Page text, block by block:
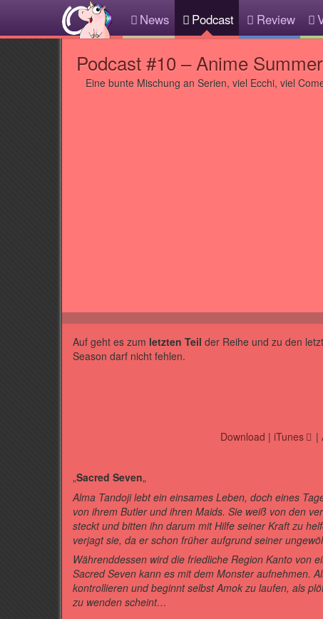
News Podcast Review
Podcast #10 – Anime
Eine bunte Mischung an Serien, viel Ecchi, viel
Auf geht es zum letzten Teil der Reihe und zu den
Season darf nicht fehlen.
Download | iTunes |
„Sacred Seven„
Alma Tandoji lebt ein einsames Leben, doch eines
von ihrem Butler und ihren Maids. Sie weiß von den
steckt und bitten ihn darum mit Hilfe seiner Kraft zu
verjagt sie, da er schon früher aufgrund seiner
Währenddessen wird die friedliche Region Kanto von
Sacred Seven kann es mit dem Monster aufnehmen.
kontrollieren und beginnt selbst Amok zu laufen, als
zu wenden scheint…